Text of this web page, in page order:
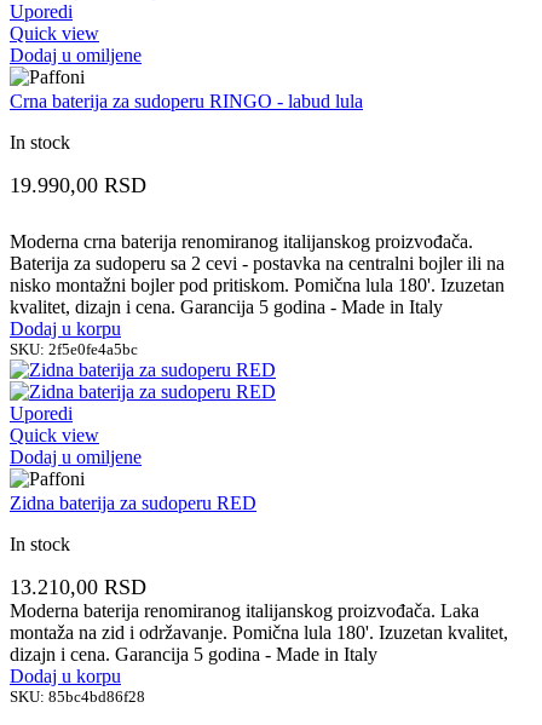
Uporedi
Quick view
Dodaj u omiljene
Crna baterija za sudoperu RINGO - labud lula
In stock
19.990,00 RSD
Moderna crna baterija renomiranog italijanskog proizvođača.
Baterija za sudoperu sa 2 cevi - postavka na centralni bojler ili na
nisko montažni bojler pod pritiskom. Pomična lula 180'. Izuzetan
kvalitet, dizajn i cena. Garancija 5 godina - Made in Italy
Dodaj u korpu
SKU: 2f5e0fe4a5bc
Uporedi
Quick view
Dodaj u omiljene
Zidna baterija za sudoperu RED
In stock
13.210,00 RSD
Moderna baterija renomiranog italijanskog proizvođača. Laka
montaža na zid i održavanje. Pomična lula 180'. Izuzetan kvalitet,
dizajn i cena. Garancija 5 godina - Made in Italy
Dodaj u korpu
SKU: 85bc4bd86f28